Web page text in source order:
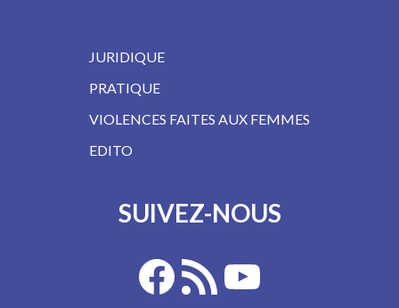
JURIDIQUE
PRATIQUE
VIOLENCES FAITES AUX FEMMES
EDITO
SUIVEZ-NOUS